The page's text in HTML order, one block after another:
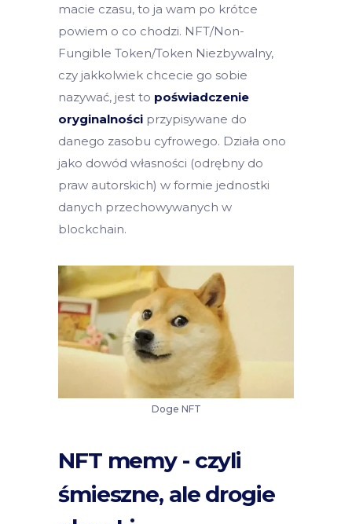
macie czasu, to ja wam po krótce
powiem o co chodzi. NFT/Non-
Fungible Token/Token Niezbywalny,
czy jakkolwiek chcecie go sobie
nazywać, jest to poświadczenie
oryginalności przypisywane do
danego zasobu cyfrowego. Działa ono
jako dowód własności (odrębny do
praw autorskich) w formie jednostki
danych przechowywanych w
blockchain.
Doge NFT
NFT memy - czyli
śmieszne, ale drogie